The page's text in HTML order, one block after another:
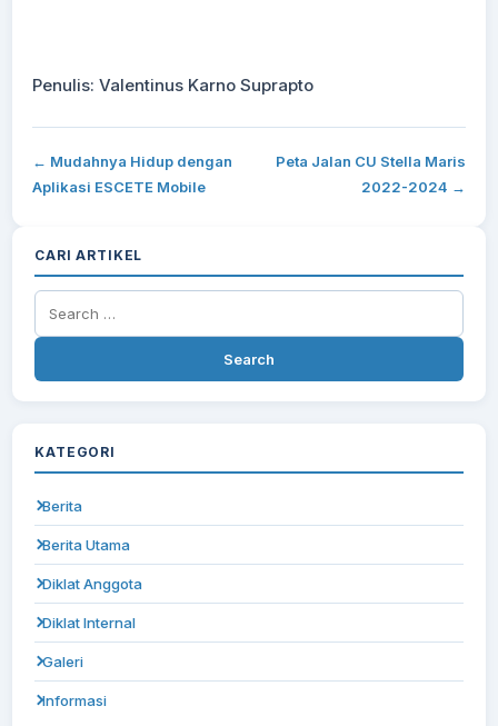
Penulis: Valentinus Karno Suprapto
← Mudahnya Hidup dengan
Aplikasi ESCETE Mobile
Peta Jalan CU Stella Maris
2022-2024 →
CARI ARTIKEL
KATEGORI
Berita
Berita Utama
Diklat Anggota
Diklat Internal
Galeri
Informasi